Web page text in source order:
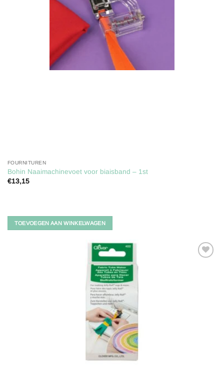
FOURNITUREN
Bohin Naaimachinevoet voor biaisband – 1st
€13,15
TOEVOEGEN AAN WINKELWAGEN